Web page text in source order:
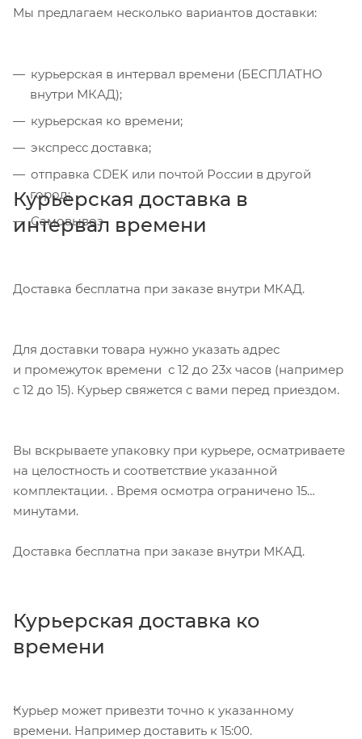
Мы предлагаем несколько вариантов доставки:
курьерская в интервал времени (БЕСПЛАТНО
внутри МКАД);
курьерская ко времени;
экспресс доставка;
отправка CDEK или почтой России в другой
город;
Самовывоз
Курьерская доставка в
интервал времени
Доставка бесплатна при заказе внутри МКАД.
Для доставки товара нужно указать адрес
и промежуток времени с 12 до 23х часов (например
с 12 до 15). Курьер свяжется с вами перед приездом.
Вы вскрываете упаковку при курьере, осматриваете
на целостность и соответствие указанной
комплектации. . Время осмотра ограничено 15
минутами.
Доставка бесплатна при заказе внутри МКАД.
Курьерская доставка ко
времени
Курьер может привезти точно к указанному
времени. Например доставить к 15:00.